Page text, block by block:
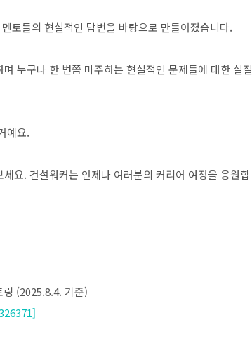
토들의 현실적인 답변을 바탕으로 만들어졌습니다.
누구나 한 번쯤 마주하는 현실적인 문제들에 대한 실질
예요.
요. 건설워커는 언제나 여러분의 커리어 여정을 응원합
(2025.8.4. 기준)